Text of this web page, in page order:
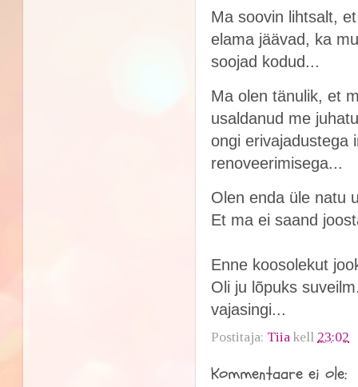
Ma soovin lihtsalt,
elama jäävad, ka
soojad kodud...
Ma olen tänulik, et
usaldanud me
ongi erivajadustega
renoveerimisega...
Olen enda üle natu
Et ma ei saand
Enne koosolekut
Oli ju lõpuks
vajasingi...
Postitaja: Tiia kell 23:02
Kommentaare ei ole: